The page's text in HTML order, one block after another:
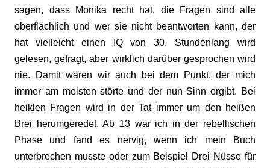
sagen, dass Monika recht hat, die Fragen sind alle
oberflächlich und wer sie nicht beantworten kann, der
hat vielleicht einen IQ von 30. Stundenlang wird
gelesen, gefragt, aber wirklich darüber gesprochen wird
nie. Damit wären wir auch bei dem Punkt, der mich
immer am meisten störte und der nun Sinn ergibt. Bei
heiklen Fragen wird in der Tat immer um den heißen
Brei herumgeredet. Ab 13 war ich in der rebellischen
Phase und fand es nervig, wenn ich mein Buch
unterbrechen musste oder zum Beispiel Drei Nüsse für